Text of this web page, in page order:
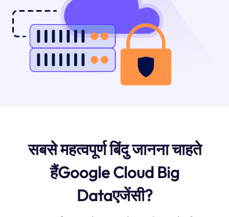
सबसे महत्वपूर्ण बिंदु जानना चाहते
हैंGoogle Cloud Big
Dataएजेंसी?